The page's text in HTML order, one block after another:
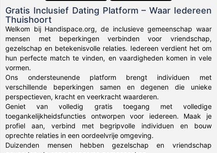
Gratis Inclusief Dating Platform – Waar Iedereen
Thuishoort
Welkom bij Handispace.org, de inclusieve gemeenschap waar
mensen met beperkingen verbinden voor vriendschap,
gezelschap en betekenisvolle relaties. Iedereen verdient het om
hun perfecte match te vinden, en vaardigheden komen in vele
vormen.
Ons ondersteunende platform brengt individuen met
verschillende beperkingen samen en degenen die unieke
perspectieven, kracht en veerkracht waarderen.
Geniet van volledig gratis toegang met volledige
toegankelijkheidsfuncties ontworpen voor iedereen. Maak je
profiel aan, verbind met begripvolle individuen en bouw
oprechte relaties in een oordeelvrije omgeving.
Duizenden mensen hebben gezelschap en vriendschap